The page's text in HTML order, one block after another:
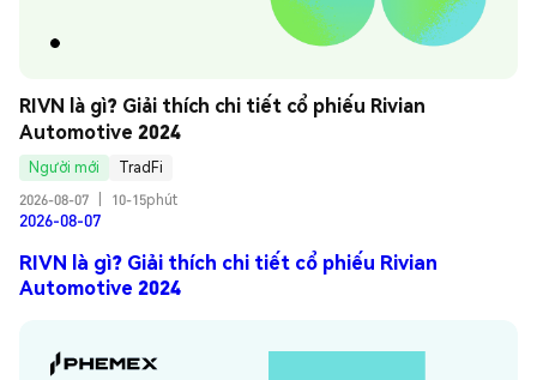
RIVN là gì? Giải thích chi tiết cổ phiếu Rivian
Automotive 2024
Người mới
TradFi
2026-08-07
10-15phút
2026-08-07
RIVN là gì? Giải thích chi tiết cổ phiếu Rivian
Automotive 2024